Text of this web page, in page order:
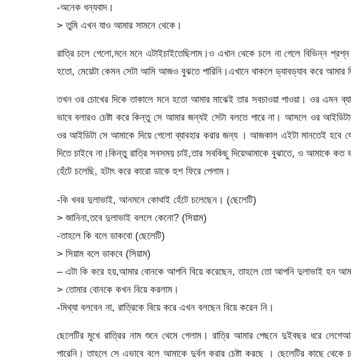
-অনেক ধন্যবাদ।
> তুমি এখন যাও আমার সামনে থেকে।
রাত্রি চলে গেলো,মনে মনে এটাইচাইতেছিলাম।ও এখান থেকে চলে না গেলে বিভিন্ন
হতো, মেয়েটা কেমন সেটা আমি আজও বুঝতে পারিনি।এখানে থাকলে ড্যাবড্যাব করে
তখন ওর চোখের দিকে তাকালে মনে হতো আমার মাঝেই তার সবচাওয়া পাওয়া। ওর এমন
ভাবে বলারও চেষ্টা করে কিন্তু সে আমার জন্যই সেটা বলতে পারে না। আসলে ওর
ওর আইডিটা সে আমাকে দিয়ে গেলো ব্যাবহার করার জন্য । আজকাল এইটা মানতেই হবে
দিতে চাইবে না।কিন্তু রাত্রি সবসময় চাই,তার সবকিছু দিয়েআমাকে বুঝাতে, ও আমাকে কত
হেঁটে চলেছি, হটাৎ করে কারো ডাকে হুশ ফিরে পেলাম।
-কি খবর দুলাভাই, আনমনে কোথাই হেঁটে চলেছেন। (ছেলেটি)
> জানিনা,তবে দুলাভাই বললে কেনো? (সিয়াম)
-তাহলে কি বলে ডাকবো (ছেলেটি)
> সিয়াম বলে ডাকবে (সিয়াম)
– এটা কি করে হয়,আমার বোনকে আপনি বিয়ে করেছেন, তাহলে তো আপনি দুলাভাই হন
> তোমার বোনকে কখন বিয়ে করলাম।
-মিথ্যা বলবেন না, রাত্রিকে বিয়ে করে এখন বলছেন বিয়ে করেন নি।
ছেলেটির মুখে রাত্রির নাম শুনে থেমে গেলাম। রাত্রি আমার পেছনে দুইবছর ধরে
পারেনি। তাহলে সে এভাবে বলে আমাকে দুর্বল করার চেষ্টা করছে । ছেলেটির কাছে